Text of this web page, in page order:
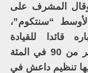
وقال المشرف على
“سنتكوم”،
قائدا للقيادة
المركزية، إنه “جرت استعادة أكثر من 90 في المئة
تنظيم داعش في